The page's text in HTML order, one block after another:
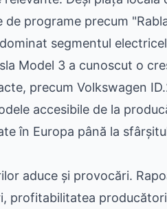
programe precum
segmentul
Model 3 a cunoscut o
precum Volkswagen
accesibile de la
în Europa până la
aduce și provocări.
profitabilitatea